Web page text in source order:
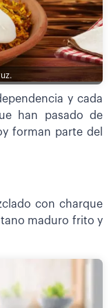
y cada
han pasado de
forman parte del
con charque
maduro frito y